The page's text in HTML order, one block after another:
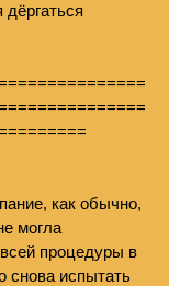
дёргаться
как обычно,
могла
процедуры в
снова испытать